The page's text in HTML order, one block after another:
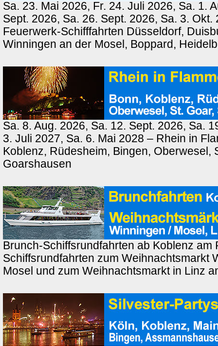
Sa. 23. Mai 2026, Fr. 24. Juli 2026, Sa. 1.
Sept. 2026, Sa. 26. Sept. 2026, Sa. 3. Okt.
Feuerwerk-Schifffahrten Düsseldorf,
Winningen an der Mosel, Boppard,
Sa. 8. Aug. 2026, Sa. 12. Sept. 2026, Sa.
3. Juli 2027, Sa. 6. Mai 2028 – Rhein in
Koblenz, Rüdesheim, Bingen, Oberwesel,
Goarshausen
Brunch-Schiffsrundfahrten ab Koblenz am
Schiffsrundfahrten zum Weihnachtsmarkt
Mosel und zum Weihnachtsmarkt in Linz